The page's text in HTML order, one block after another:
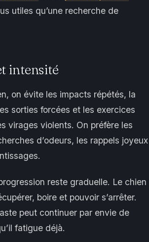
utiles qu’une recherche de
intensité
on évite les impacts répétés, la
sorties forcées et les exercices
virages violents. On préfère les
d’odeurs, les rappels joyeux
reste graduelle. Le chien
boire et pouvoir s’arrêter.
peut continuer par envie de
fatigue déjà.